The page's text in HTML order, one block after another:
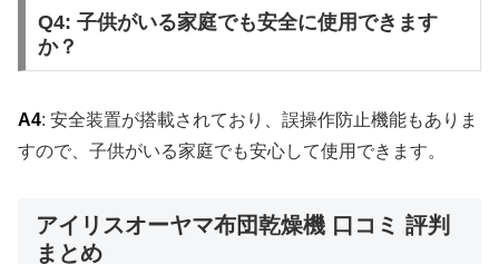
Q4: 子供がいる家庭でも安全に使用できます
か？
A4: 安全装置が搭載されており、誤操作防止機能もありま
すので、子供がいる家庭でも安心して使用できます。
アイリスオーヤマ布団乾燥機 口コミ 評判
まとめ